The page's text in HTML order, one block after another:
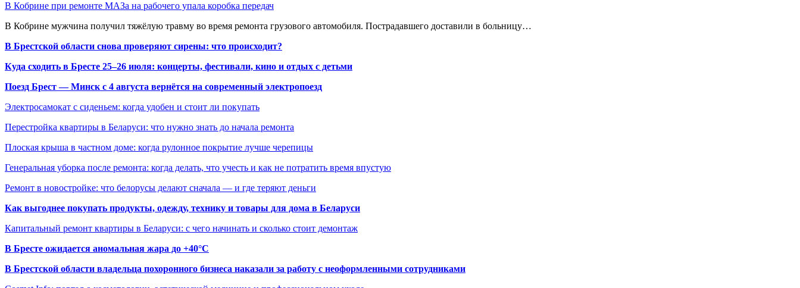
В Кобрине при ремонте МАЗа на рабочего упала коробка передач
В Кобрине мужчина получил тяжёлую травму во время ремонта грузового автомобиля. Пострадавшего доставили в больницу…
В Брестской области снова проверяют сирены: что происходит?
Куда сходить в Бресте 25–26 июля: концерты, фестивали, кино и отдых с детьми
Поезд Брест — Минск с 4 августа вернётся на современный электропоезд
Электросамокат с сиденьем: когда удобен и стоит ли покупать
Перестройка квартиры в Беларуси: что нужно знать до начала ремонта
Плоская крыша в частном доме: когда рулонное покрытие лучше черепицы
Генеральная уборка после ремонта: когда делать, что учесть и как не потратить время впустую
Ремонт в новостройке: что белорусы делают сначала — и где теряют деньги
Как выгоднее покупать продукты, одежду, технику и товары для дома в Беларуси
Капитальный ремонт квартиры в Беларуси: с чего начинать и сколько стоит демонтаж
В Бресте ожидается аномальная жара до +40°C
В Брестской области владельца похоронного бизнеса наказали за работу с неоформленными сотрудниками